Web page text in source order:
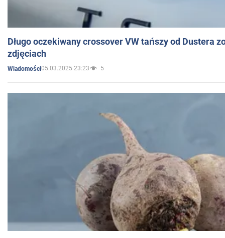
Długo oczekiwany crossover VW tańszy od Dustera
zdjęciach
Wiadomości05.03.2025 23:23 5